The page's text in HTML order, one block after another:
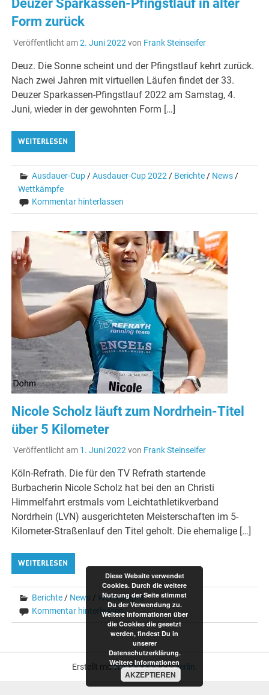
Deuzer Sparkassen-Pfingstlauf in alter
Form zurück
Veröffentlicht am2. Juni 2022 von Frank Steinseifer
Deuz. Die Sonne scheint und der Pfingstlauf kehrt zurück.
Nach zwei Jahren mit virtuellen Läufen findet der 33.
Deuzer Sparkassen-Pfingstlauf 2022 am Samstag, 4.
Juni, wieder in der gewohnten Form […]
WEITERLESEN
Ausdauer-Cup /Ausdauer-Cup 2022 / Berichte / News /
Wettkämpfe
Kommentar hinterlassen
Nicole Scholz läuft zum Nordrhein-Titel
über 5 Kilometer
Veröffentlicht am 1. Juni 2022von Frank Steinseifer
Köln-Refrath. Die für den TV Refrath startende
Burbacherin Nicole Scholz hat bei den an Christi
Himmelfahrt erstmals vom Leichtathletikverband
Nordrhein (LVN) ausgerichteten Meisterschaften im 5-
Kilometer-Straßenlauf den Titel geholt. Die ehemalige […]
WEITERLESEN
Berichte/ News / Wettkämpfe
Kommentar hinterlassen
Erstellt mitWordPressundMerlin
Diese Website verwendet
Cookies. Durch die weitere
Nutzung der Seite stimmst
Du der Verwendung zu.
Weitere Informationen über
die Cookies die gesetzt
werden, findest Du in
unserer
Datenschutzerklärung.
Weitere Informationen
AKZEPTIEREN